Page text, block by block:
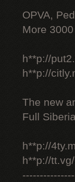
OPVA,
More
h**p://
h**p://
The new
Full
h**p://
h**p://